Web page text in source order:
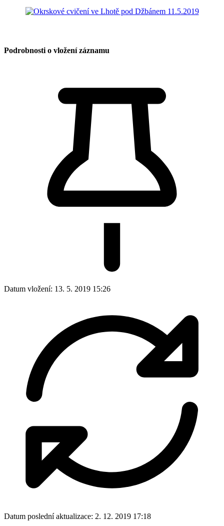
Podrobnosti o vložení záznamu
Datum vložení: 13. 5. 2019 15:26
Datum poslední aktualizace: 2. 12. 2019 17:18